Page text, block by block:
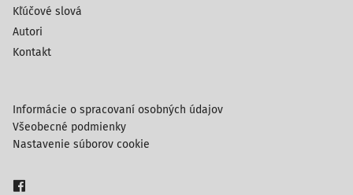
Kľúčové slová
Autori
Kontakt
Informácie o spracovaní osobných údajov
Všeobecné podmienky
Nastavenie súborov cookie